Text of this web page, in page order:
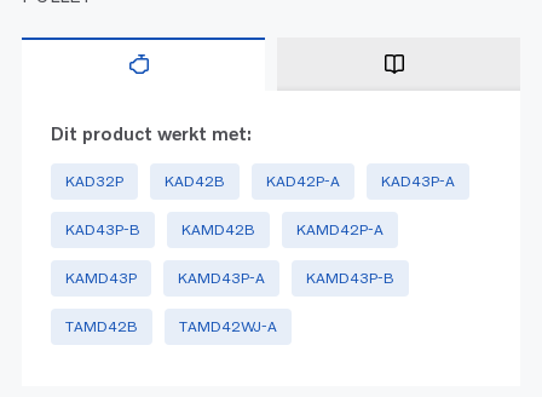
Dit product werkt met:
KAD32P KAD42B KAD42P-A KAD43P-A
KAD43P-B KAMD42B KAMD42P-A
KAMD43P KAMD43P-A KAMD43P-B
TAMD42B TAMD42WJ-A